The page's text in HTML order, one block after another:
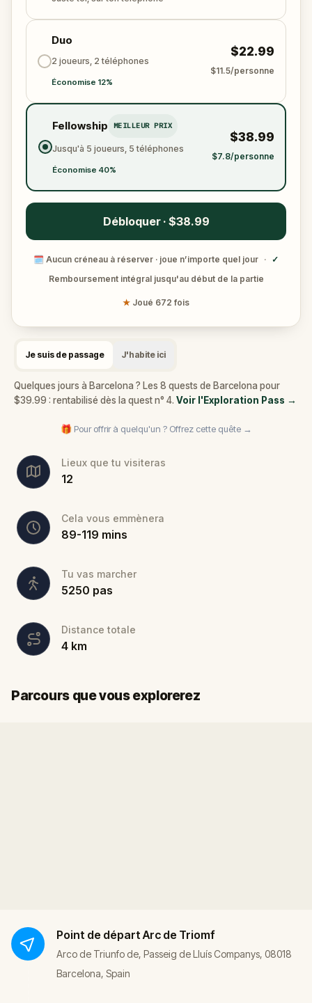
Duo
2 joueurs, 2 téléphones
Économise 12%
$22.99
$11.5/personne
Fellowship MEILLEUR PRIX
Jusqu'à 5 joueurs, 5 téléphones
Économise 40%
$38.99
$7.8/personne
Débloquer · $38.99
🗓 Aucun créneau à réserver · joue n’importe quel jour · ✓
Remboursement intégral jusqu'au début de la partie
★ Joué 672 fois
Je suis de passage J'habite ici
Quelques jours à Barcelona ? Les 8 quests de Barcelona pour
$39.99 : rentabilisé dès la quest n° 4. Voir l'Exploration Pass →
🎁 Pour offrir à quelqu'un ? Offrez cette quête →
Lieux que tu visiteras
12
Cela vous emmènera
89-119 mins
Tu vas marcher
5250 pas
Distance totale
4 km
Parcours que vous explorerez
Départ
Arrivée
Point de départ Arc de Triomf
Arco de Triunfo de, Passeig de Lluís Companys, 08018
Barcelona, Spain